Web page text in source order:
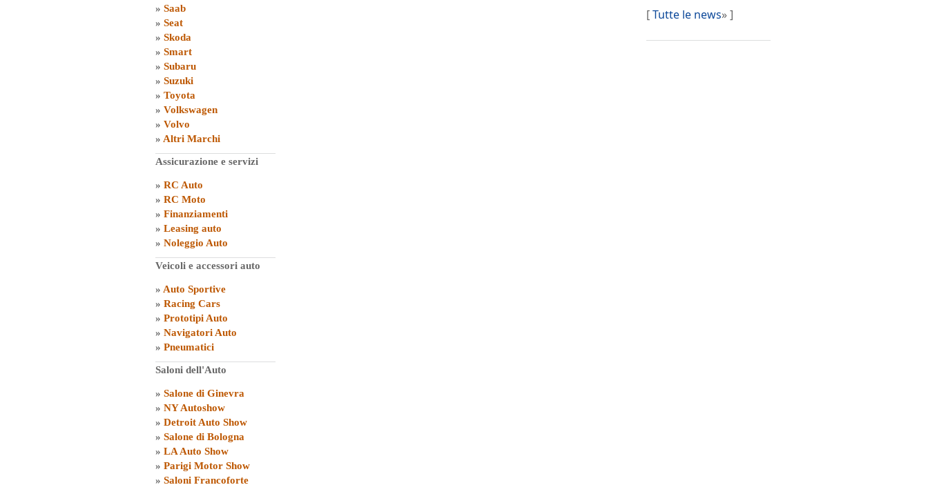
» Saab
» Seat
» Skoda
» Smart
» Subaru
» Suzuki
» Toyota
» Volkswagen
» Volvo
» Altri Marchi
Assicurazione e servizi
» RC Auto
» RC Moto
» Finanziamenti
» Leasing auto
» Noleggio Auto
Veicoli e accessori auto
» Auto Sportive
» Racing Cars
» Prototipi Auto
» Navigatori Auto
» Pneumatici
Saloni dell'Auto
» Salone di Ginevra
» NY Autoshow
» Detroit Auto Show
» Salone di Bologna
» LA Auto Show
» Parigi Motor Show
» Saloni Francoforte
[Tutte le news» ]